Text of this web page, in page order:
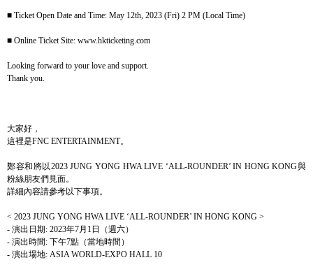
■ Ticket Open Date and Time: May 12th, 2023 (Fri) 2 PM (Local Time)
■ Online Ticket Site: www.hkticketing.com
Looking forward to your love and support.
Thank you.
大家好，
這裡是FNC ENTERTAINMENT。
鄭容和將以2023 JUNG YONG HWA LIVE ‘ALL-ROUNDER’ IN HONG KONG與
粉絲朋友們見面。
詳細內容請參考以下事項。
< 2023 JUNG YONG HWA LIVE ‘ALL-ROUNDER’ IN HONG KONG >
- 演出日期: 2023年7月 1日（週六）
- 演出時間: 下午7點（當地時間）
- 演出場地: ASIA WORLD-EXPO HALL 10